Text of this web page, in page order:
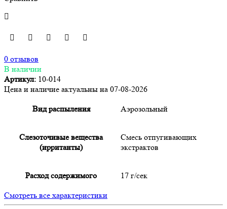
0 отзывов
В наличии
Артикул: 10-014
Цена и наличие актуальны на 07-08-2026
Вид распыления Аэрозольный
Слезоточивые вещества
(ирританты)
Смесь отпугивающих
экстрактов
Расход содержимого 17 г/сек
Смотреть все характеристики